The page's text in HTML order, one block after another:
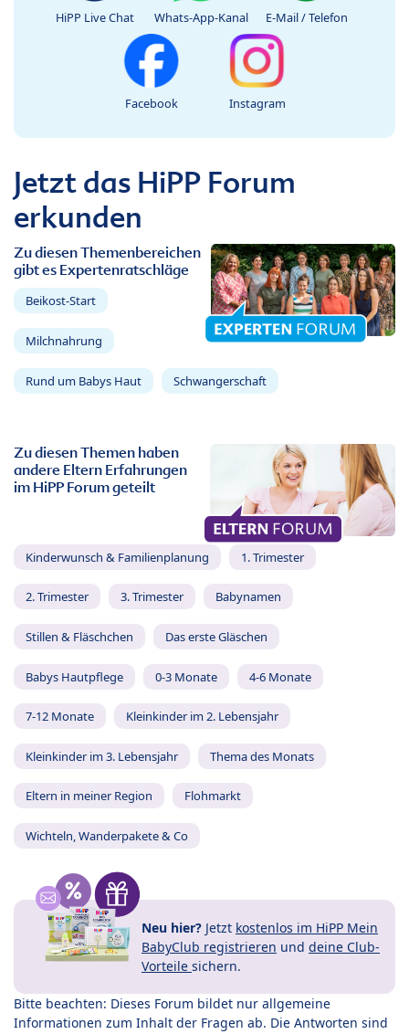
HiPP Live Chat Whats-App-Kanal E-Mail / Telefon
Facebook Instagram
Jetzt das HiPP Forum
erkunden
Zu diesen Themenbereichen
gibt es Expertenratschläge
Beikost-Start
Milchnahrung
Rund um Babys Haut Schwangerschaft
Zu diesen Themen haben
andere Eltern Erfahrungen
im HiPP Forum geteilt
Kinderwunsch & Familienplanung 1. Trimester
2. Trimester 3. Trimester Babynamen
Stillen & Fläschchen Das erste Gläschen
Babys Hautpflege 0-3 Monate 4-6 Monate
7-12 Monate Kleinkinder im 2. Lebensjahr
Kleinkinder im 3. Lebensjahr Thema des Monats
Eltern in meiner Region Flohmarkt
Wichteln, Wanderpakete & Co
Neu hier? Jetzt kostenlos im HiPP Mein
BabyClub registrieren und deine Club-
Vorteile sichern.
Bitte beachten: Dieses Forum bildet nur allgemeine
Informationen zum Inhalt der Fragen ab. Die Antworten sind